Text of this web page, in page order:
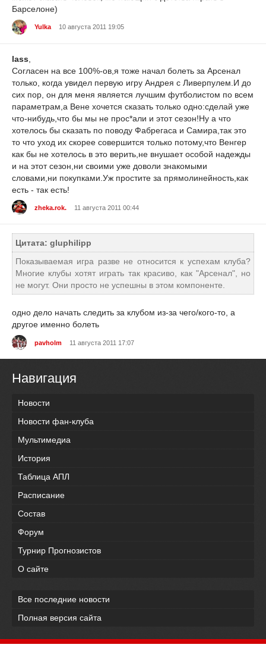
Барселоне)
Yulka 10 августа 2011 19:05
lass
Согласен на все 100%-ов,я тоже начал болеть за Арсенал
только, когда увидел первую игру Андрея с Ливерпулем.И до
сих пор, он для меня является лучшим футболистом по всем
параметрам,а Вене хочется сказать только одно:сделай уже
что-нибудь,что бы мы не прос*али и этот сезон!Ну а что
хотелось бы сказать по поводу Фабрегаса и Самира,так это
то что уход их скорее совершится только потому,что Венгер
как бы не хотелось в это верить,не внушает особой надежды
и на этот сезон,ни своими уже доволи знакомыми
словами,ни покупками.Уж простите за прямолинейность,как
есть - так есть!
zheka.rok. 11 августа 2011 00:44
Цитата: gluphilipp
Показываемая игра разве не относится к успехам клуба?
Многие клубы хотят играть так красиво, как "Арсенал", но
не могут. Они просто не успешны в этом компоненте.
одно дело начать следить за клубом из-за чего/кого-то, а
другое именно болеть
pavholm 11 августа 2011 17:07
Навигация
Новости
Новости фан-клуба
Мультимедиа
История
Таблица АПЛ
Расписание
Состав
Форум
Турнир Прогнозистов
О сайте
Все последние новости
Полная версия сайта